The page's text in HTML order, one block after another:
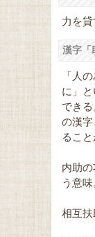
力を貸
漢字「
「人
に」
でき
の漢
ること
内助
う意味
相互扶